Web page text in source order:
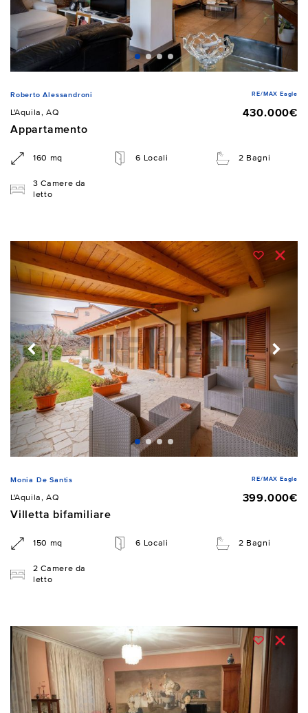
Roberto Alessandroni RE/MAX Eagle
L'Aquila, AQ
430.000€
Appartamento
160 mq 6 Locali 2 Bagni
3 Camere da
letto
Monia De Santis RE/MAX Eagle
L'Aquila, AQ
399.000€
Villetta bifamiliare
150 mq 6 Locali 2 Bagni
2 Camere da
letto